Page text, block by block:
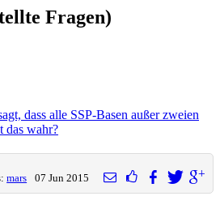
Fragen)
dass alle SSP-Basen außer zweien
das wahr?
mars 07 Jun 2015